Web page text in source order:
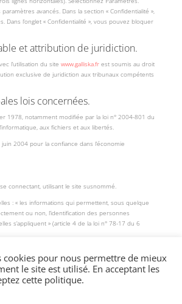
avancés. Dans la section « Confidentialité »,
Dans l’onglet « Confidentialité », vous pouvez bloquer
et attribution de juridiction.
l’utilisation du site www.galliska.frest soumis au droit
exclusive de juridiction aux tribunaux compétents
lois concernées.
1978, notamment modifiée par la loi n° 2004-801 du
aux fichiers et aux libertés.
2004 pour la confiance dans l’économie
connectant, utilisant le site susnommé.
: « les informations qui permettent, sous quelque
ou non, l’identification des personnes
s’appliquent » (article 4 de la loi n° 78-17 du 6
cookies pour nous permettre de mieux
le site est utilisé. En acceptant les
cette politique.